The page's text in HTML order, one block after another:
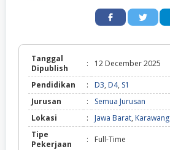
Tanggal
Dipublish
: 12 December 2025
Pendidikan : D3, D4, S1
Jurusan
:
Semua Jurusan
Lokasi
: Jawa Barat, Karawang
Tipe
Pekerjaan
: Full-Time